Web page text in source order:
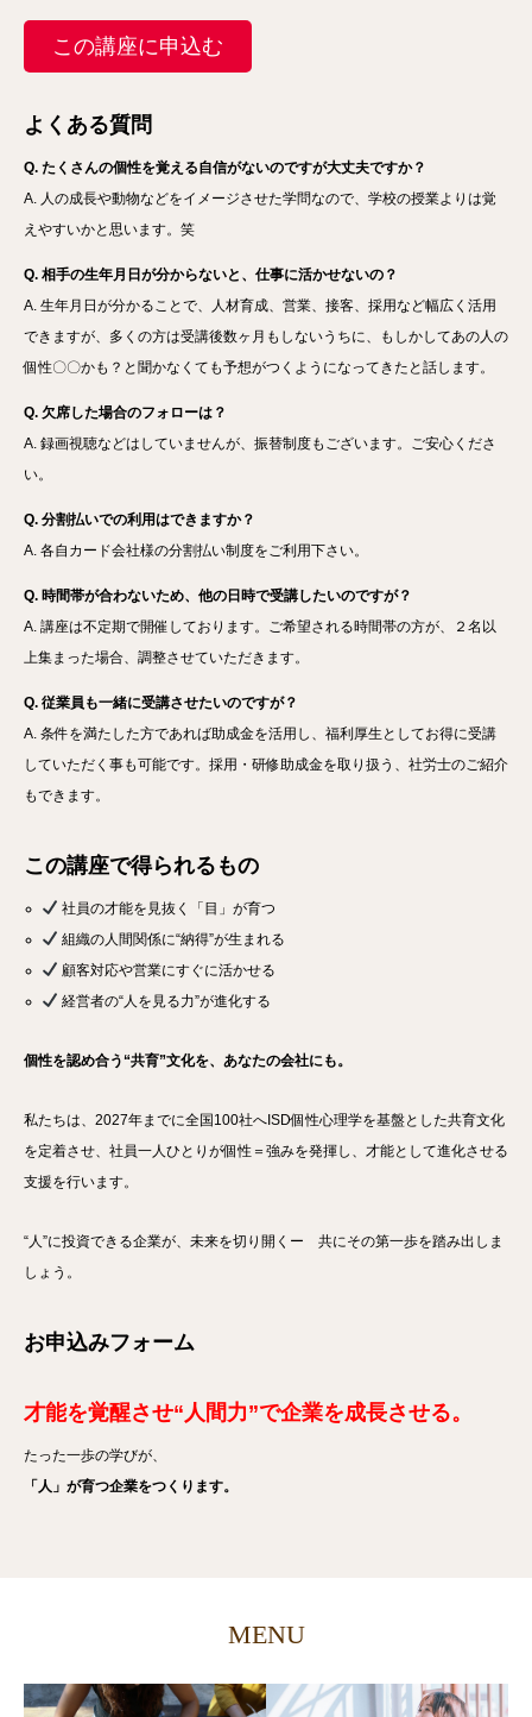
この講座に申込む
よくある質問
Q. たくさんの個性を覚える自信がないのですが大丈夫ですか？
A. 人の成長や動物などをイメージさせた学問なので、学校の授業よりは覚
えやすいかと思います。笑
Q. 相手の生年月日が分からないと、仕事に活かせないの？
A. 生年月日が分かることで、人材育成、営業、接客、採用など幅広く活用
できますが、多くの方は受講後数ヶ月もしないうちに、もしかしてあの人の
個性〇〇かも？と聞かなくても予想がつくようになってきたと話します。
Q. 欠席した場合のフォローは？
A. 録画視聴などはしていませんが、振替制度もございます。ご安心くださ
い。
Q. 分割払いでの利用はできますか？
A. 各自カード会社様の分割払い制度をご利用下さい。
Q. 時間帯が合わないため、他の日時で受講したいのですが？
A. 講座は不定期で開催しております。ご希望される時間帯の方が、２名以
上集まった場合、調整させていただきます。
Q. 従業員も一緒に受講させたいのですが？
A. 条件を満たした方であれば助成金を活用し、福利厚生としてお得に受講
していただく事も可能です。採用・研修助成金を取り扱う、社労士のご紹介
もできます。
この講座で得られるもの
社員の才能を見抜く「目」が育つ
組織の人間関係に“納得”が生まれる
顧客対応や営業にすぐに活かせる
経営者の“人を見る力”が進化する
個性を認め合う“共育”文化を、あなたの会社にも。
私たちは、2027年までに全国100社へISD個性心理学を基盤とした共育文化
を定着させ、社員一人ひとりが個性＝強みを発揮し、才能として進化させる
支援を行います。
“人”に投資できる企業が、未来を切り開くー 共にその第一歩を踏み出しま
しょう。
お申込みフォーム
才能を覚醒させ“人間力”で企業を成長させる。
たった一歩の学びが、
「人」が育つ企業をつくります。
MENU